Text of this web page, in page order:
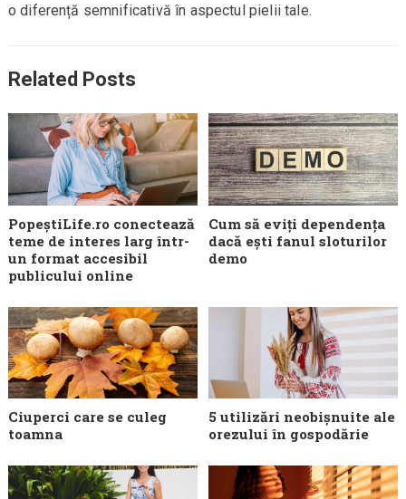
o diferență semnificativă în aspectul pielii tale.
Related Posts
PopeștiLife.ro conectează
teme de interes larg într-
un format accesibil
publicului online
Cum să eviți dependența
dacă ești fanul sloturilor
demo
Ciuperci care se culeg
toamna
5 utilizări neobișnuite ale
orezului în gospodărie